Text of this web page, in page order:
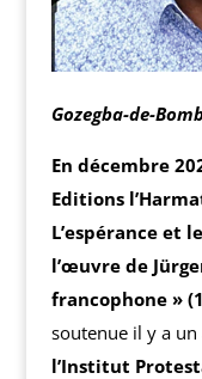
Gozegba-de-
En décembre
Editions
L’espérance et
l’œuvre de
francophone »
soutenue il y a
l’Institut